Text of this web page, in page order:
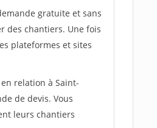
gratuite et sans
des chantiers. Une fois
plateformes et sites
relation à Saint-
de devis. Vous
leurs chantiers